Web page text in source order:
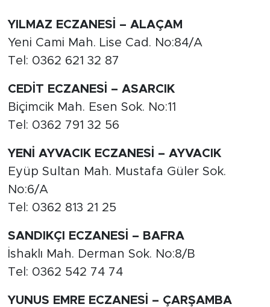
YILMAZ ECZANESİ – ALAÇAM
Yeni Cami Mah. Lise Cad. No:84/A
Tel: 0362 621 32 87
CEDİT ECZANESİ – ASARCIK
Biçimcik Mah. Esen Sok. No:11
Tel: 0362 791 32 56
YENİ AYVACIK ECZANESİ – AYVACIK
Eyüp Sultan Mah. Mustafa Güler Sok.
No:6/A
Tel: 0362 813 21 25
SANDIKÇI ECZANESİ – BAFRA
İshaklı Mah. Derman Sok. No:8/B
Tel: 0362 542 74 74
YUNUS EMRE ECZANESİ – ÇARŞAMBA